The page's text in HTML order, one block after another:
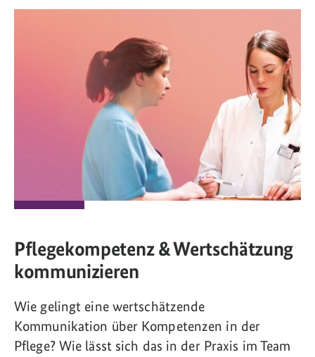
Pflegekompetenz & Wertschätzung
kommunizieren
Wie gelingt eine wertschätzende
Kommunikation über Kompetenzen in der
Pflege? Wie lässt sich das in der Praxis im Team